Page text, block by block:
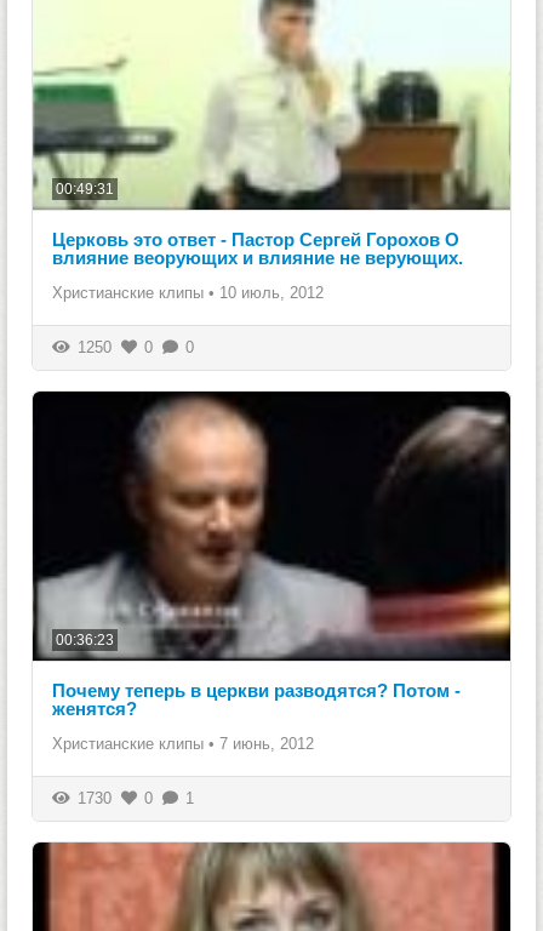
00:49:31
Церковь это ответ - Пастор Сергей Горохов О
влияние веорующих и влияние не верующих.
Христианские клипы • 10 июль, 2012
1250 0 0
00:36:23
Почему теперь в церкви разводятся? Потом -
женятся?
Христианские клипы • 7 июнь, 2012
1730 0 1